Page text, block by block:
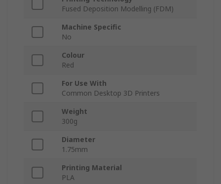
Fused Deposition Modelling (FDM)
Machine Specific
No
Colour
Red
For Use With
Common Desktop 3D Printers
Weight
300g
Diameter
1.75mm
Printing Material
PLA